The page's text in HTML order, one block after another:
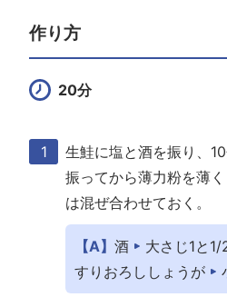
作り方
20分
生鮭に塩と酒を振り、
振ってから薄力粉を薄
は混ぜ合わせておく。
【A】 酒 大さじ1と1/
すりおろししょうが